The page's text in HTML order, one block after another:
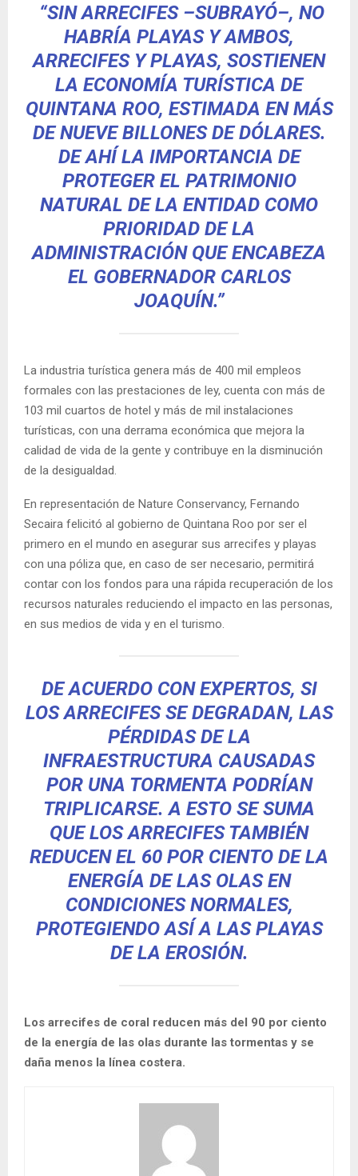
“SIN ARRECIFES –SUBRAYÓ–, NO
HABRÍA PLAYAS Y AMBOS,
ARRECIFES Y PLAYAS, SOSTIENEN
LA ECONOMÍA TURÍSTICA DE
QUINTANA ROO, ESTIMADA EN MÁS
DE NUEVE BILLONES DE DÓLARES.
DE AHÍ LA IMPORTANCIA DE
PROTEGER EL PATRIMONIO
NATURAL DE LA ENTIDAD COMO
PRIORIDAD DE LA
ADMINISTRACIÓN QUE ENCABEZA
EL GOBERNADOR CARLOS
JOAQUÍN.”
La industria turística genera más de 400 mil empleos
formales con las prestaciones de ley, cuenta con más de
103 mil cuartos de hotel y más de mil instalaciones
turísticas, con una derrama económica que mejora la
calidad de vida de la gente y contribuye en la disminución
de la desigualdad.
En representación de Nature Conservancy, Fernando
Secaira felicitó al gobierno de Quintana Roo por ser el
primero en el mundo en asegurar sus arrecifes y playas
con una póliza que, en caso de ser necesario, permitirá
contar con los fondos para una rápida recuperación de los
recursos naturales reduciendo el impacto en las personas,
en sus medios de vida y en el turismo.
DE ACUERDO CON EXPERTOS, SI
LOS ARRECIFES SE DEGRADAN, LAS
PÉRDIDAS DE LA
INFRAESTRUCTURA CAUSADAS
POR UNA TORMENTA PODRÍAN
TRIPLICARSE. A ESTO SE SUMA
QUE LOS ARRECIFES TAMBIÉN
REDUCEN EL 60 POR CIENTO DE LA
ENERGÍA DE LAS OLAS EN
CONDICIONES NORMALES,
PROTEGIENDO ASÍ A LAS PLAYAS
DE LA EROSIÓN.
Los arrecifes de coral reducen más del 90 por ciento
de la energía de las olas durante las tormentas y se
daña menos la línea costera.